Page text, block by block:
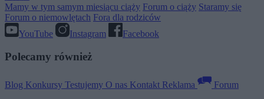
Mamy w tym samym miesiącu ciąży Forum o ciąży Staramy się
Forum o niemowlętach Fora dla rodziców
YouTube
Instagram Facebook
Polecamy również
Blog Konkursy Testujemy O nas Kontakt Reklama
Forum